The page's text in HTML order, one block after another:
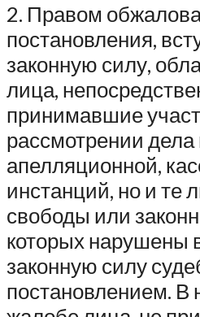
2. Правом
постановления,
законную силу,
лица,
принимавшие
рассмотрении дела
апелляционной,
инстанций, но и те
свободы или
которых нарушены
законную силу
постановлением. В